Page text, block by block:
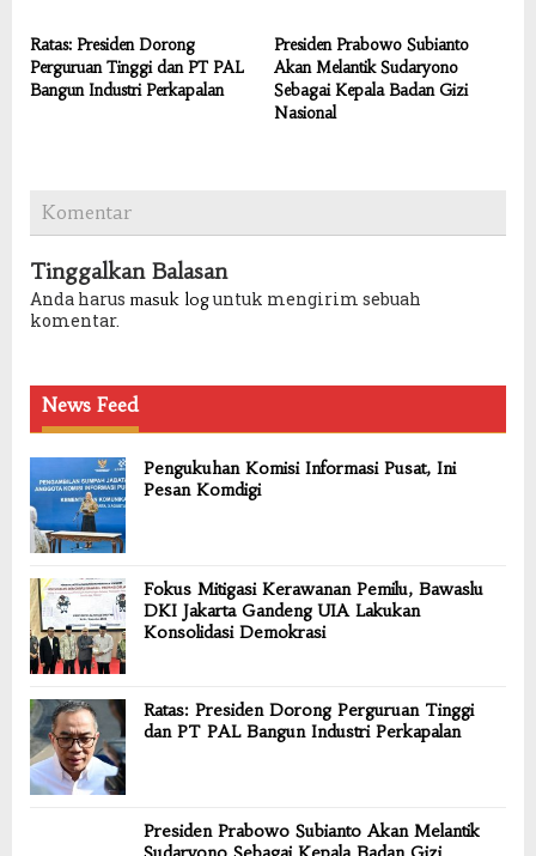
Ratas: Presiden Dorong
Perguruan Tinggi dan PT PAL
Bangun Industri Perkapalan
Presiden Prabowo Subianto
Akan Melantik Sudaryono
Sebagai Kepala Badan Gizi
Nasional
Komentar
Tinggalkan Balasan
Anda harus masuk loguntuk mengirim sebuah
komentar.
News Feed
Pengukuhan Komisi Informasi Pusat, Ini
Pesan Komdigi
Fokus Mitigasi Kerawanan Pemilu, Bawaslu
DKI Jakarta Gandeng UIA Lakukan
Konsolidasi Demokrasi
Ratas: Presiden Dorong Perguruan Tinggi
dan PT PAL Bangun Industri Perkapalan
Presiden Prabowo Subianto Akan Melantik